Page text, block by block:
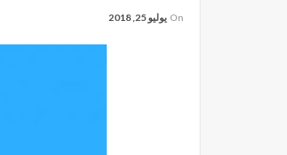
On يوليو 25, 2018